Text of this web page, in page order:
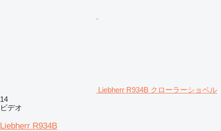
Liebherr R934B クローラーショベル
14
ビデオ
Liebherr R934B